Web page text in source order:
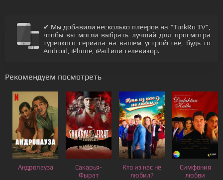
✔ Мы добавили несколько плееров на “TurkRu TV”,
чтобы вы могли выбрать лучший для просмотра
турецкого сериала на вашем устройстве, будь-то
Android, iPhone, iPad или телевизор.
Рекомендуем посмотреть
Андропауза
Сакарья-
Фырат
Кто из нас не
любил?
Симфония
любви